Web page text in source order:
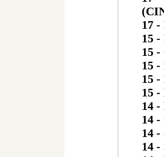
17
15
15
15
15
15
14
14
14
14